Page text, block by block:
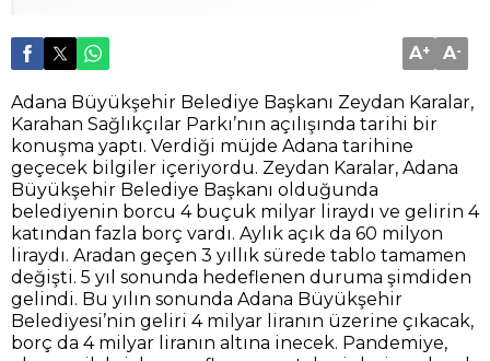
A+ A-
Adana Büyükşehir Belediye Başkanı Zeydan Karalar,
Karahan Sağlıkçılar Parkı’nın açılışında tarihi bir
konuşma yaptı. Verdiği müjde Adana tarihine
geçecek bilgiler içeriyordu. Zeydan Karalar, Adana
Büyükşehir Belediye Başkanı olduğunda
belediyenin borcu 4 buçuk milyar liraydı ve gelirin 4
katından fazla borç vardı. Aylık açık da 60 milyon
liraydı. Aradan geçen 3 yıllık sürede tablo tamamen
değişti. 5 yıl sonunda hedeflenen duruma şimdiden
gelindi. Bu yılın sonunda Adana Büyükşehir
Belediyesi’nin geliri 4 milyar liranın üzerine çıkacak,
borç da 4 milyar liranın altına inecek. Pandemiye,